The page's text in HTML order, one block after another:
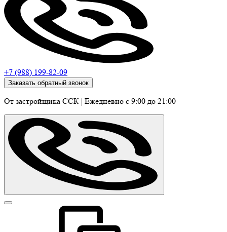
+7 (988) 199-82-09
Заказать обратный звонок
От застройщика ССК | Ежедневно c 9:00 до 21:00